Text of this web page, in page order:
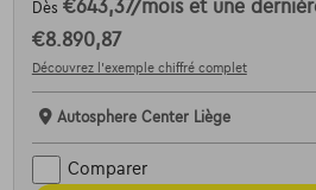
Dès €643,37/mois et une
€8.890,87
Découvrez l’exemple chiffré complet
Autosphere Center Liège
Comparer